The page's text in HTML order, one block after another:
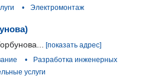
• Электромонтаж
[показать адрес]
•
Разработка инженерных
услуги